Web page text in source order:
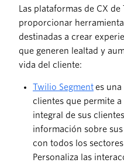
Las plataformas de CX
proporcionar
destinadas a crear
que generen lealtad y
vida del cliente:
Twilio Segmentes
clientes que permite
integral de sus
información sobre
con todos los
Personaliza las